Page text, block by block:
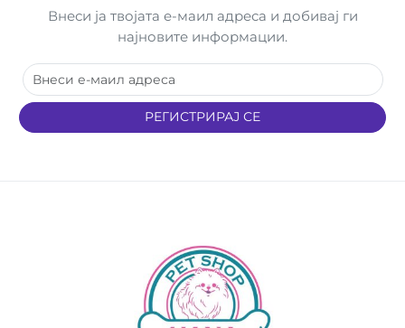
Внеси ја твојата е-маил адреса и добивај ги
најновите информации.
РЕГИСТРИРАЈ СЕ